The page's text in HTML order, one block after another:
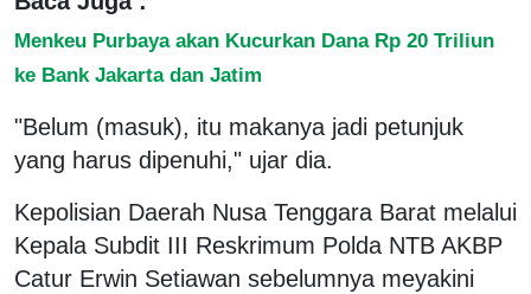
Menkeu Purbaya akan Kucurkan Dana Rp 20 Triliun
ke Bank Jakarta dan Jatim
"Belum (masuk), itu makanya jadi petunjuk
yang harus dipenuhi," ujar dia.
Kepolisian Daerah Nusa Tenggara Barat melalui
Kepala Subdit III Reskrimum Polda NTB AKBP
Catur Erwin Setiawan sebelumnya meyakini